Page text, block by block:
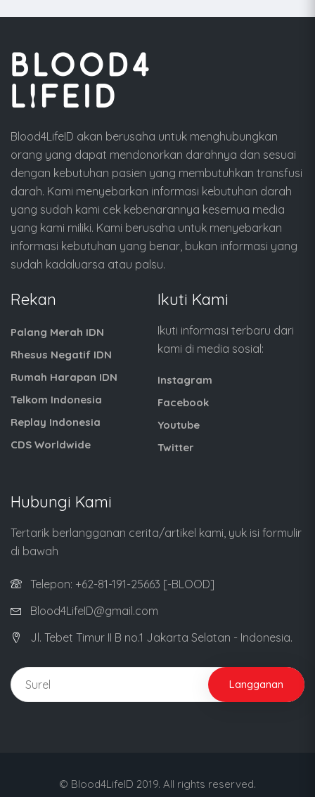
Blood4LifeID akan berusaha untuk menghubungkan
orang yang dapat mendonorkan darahnya dan sesuai
dengan kebutuhan pasien yang membutuhkan transfusi
darah. Kami menyebarkan informasi kebutuhan darah
yang sudah kami cek kebenarannya kesemua media
yang kami miliki. Kami berusaha untuk menyebarkan
informasi kebutuhan yang benar, bukan informasi yang
sudah kadaluarsa atau palsu.
Rekan
Palang Merah IDN
Rhesus Negatif IDN
Rumah Harapan IDN
Telkom Indonesia
Replay Indonesia
CDS Worldwide
Ikuti Kami
Ikuti informasi terbaru dari
kami di media sosial:
Instagram
Facebook
Youtube
Twitter
Hubungi Kami
Tertarik berlangganan cerita/artikel kami, yuk isi formulir
di bawah
Telepon: +62-81-191-25663 [-BLOOD]
Blood4LifeID@gmail.com
Jl. Tebet Timur II B no.1 Jakarta Selatan - Indonesia.
Langganan
© Blood4LifeID 2019. All rights reserved.